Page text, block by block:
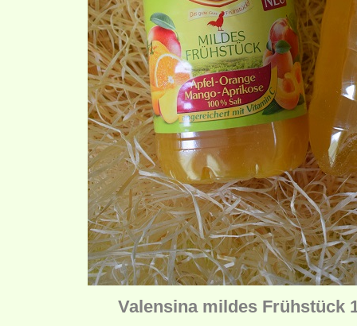
Valensina mildes Frühstück